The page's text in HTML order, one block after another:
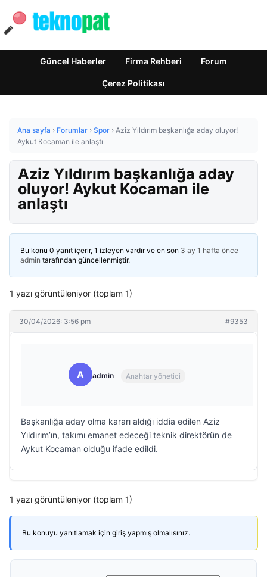
Güncel Haberler Firma Rehberi Forum
Çerez Politikası
Ana sayfa › Forumlar › Spor › Aziz Yıldırım başkanlığa aday oluyor!
Aykut Kocaman ile anlaştı
Aziz Yıldırım başkanlığa aday
oluyor! Aykut Kocaman ile
anlaştı
Bu konu 0 yanıt içerir, 1 izleyen vardır ve en son 3 ay 1 hafta önce
admin tarafından güncellenmiştir.
1 yazı görüntüleniyor (toplam 1)
30/04/2026: 3:56 pm #9353
A admin Anahtar yönetici
Başkanlığa aday olma kararı aldığı iddia edilen Aziz
Yıldırım’ın, takımı emanet edeceği teknik direktörün de
Aykut Kocaman olduğu ifade edildi.
1 yazı görüntüleniyor (toplam 1)
Bu konuyu yanıtlamak için giriş yapmış olmalısınız.